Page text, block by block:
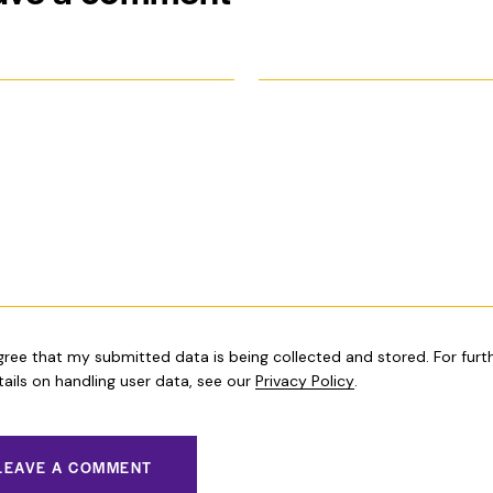
that my submitted data is being collected and stored. For
on handling user data, see our Privacy Policy.